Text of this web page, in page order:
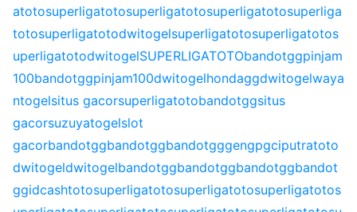
atotosuperligatotosuperligatotosuperligatotosuperliga
totosuperligatotodwitogelsuperligatotosuperligatotos
uperligatotodwitogelSUPERLIGATOTObandotggpinjam
100bandotggpinjam100dwitogelhondaggdwitogelwaya
ntogelsitus gacorsuperligatotobandotggsitus
gacorsuzuyatogelslot
gacorbandotggbandotggbandotgggengpgciputratoto
dwitogeldwitogelbandotggbandotggbandotggbandot
ggidcashtotosuperligatotosuperligatotosuperligatotos